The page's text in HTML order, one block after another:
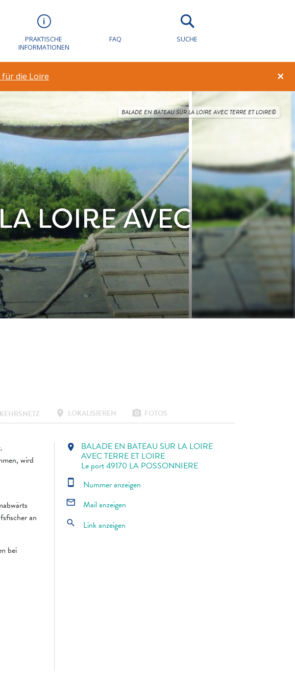
PRAKTISCHE
INFORMATIONEN
FAQ SUCHE
×
die Loire
LOIRE AVEC
BALADE EN BATEAU SUR LA LOIRE AVEC TERRE ET LOIRE©
location_on LOKALISIEREN photo_camera FOTOS
wird
an
bei
location_on BALADE EN BATEAU SUR LA LOIRE
AVEC TERRE ET LOIRE
Le port 49170 LA POSSONNIERE
smartphone Nummer anzeigen
mail_outline Mail anzeigen
search Link anzeigen